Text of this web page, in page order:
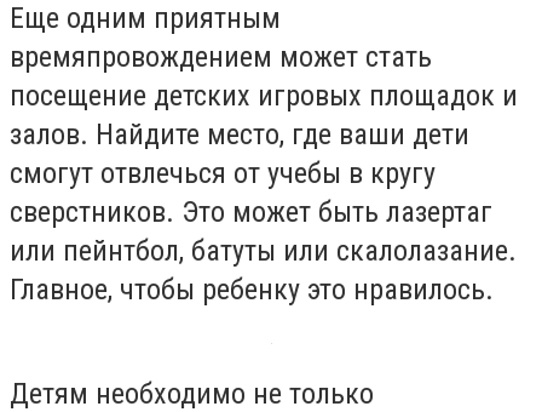
Еще одним приятным
времяпровождением может стать
посещение детских игровых площадок и
залов. Найдите место, где ваши дети
смогут отвлечься от учебы в кругу
сверстников. Это может быть лазертаг
или пейнтбол, батуты или скалолазание.
Главное, чтобы ребенку это нравилось.
Детям необходимо не только